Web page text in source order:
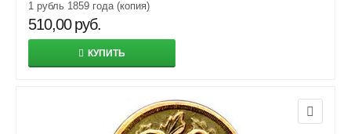
1 рубль 1859 года (копия)
510,00 руб.
КУПИТЬ